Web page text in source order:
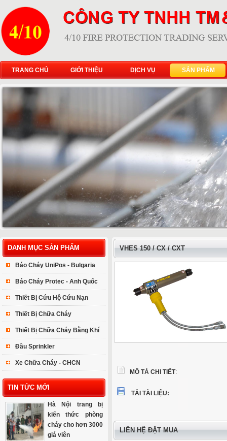
TRANG CHỦ GIỚI THIỆU DỊCH VỤ SẢN PHẨM
DANH MỤC SẢN PHẨM
Báo Cháy UniPos - Bulgaria
Báo Cháy Protec - Anh Quốc
Thiết Bị Cứu Hộ Cứu Nạn
Thiết Bị Chữa Cháy
Thiết Bị Chữa Cháy Bằng Khí
Đầu Sprinkler
Xe Chữa Cháy - CHCN
TIN TỨC MỚI
Hà Nội trang bị
kiến thức phòng
cháy cho hơn 3000
giá viên
VHES 150 / CX / CXT
MÔ TẢ CHI TIẾT:
TẢI TÀI LIỆU:
LIÊN HỆ ĐẶT MUA